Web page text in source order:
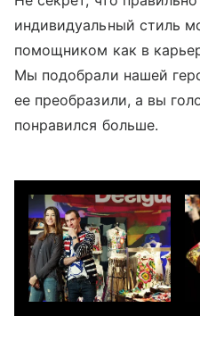
индивидуальный стиль
помощником как в
Мы подобрали нашей
ее преобразили, а вы
понравился больше.